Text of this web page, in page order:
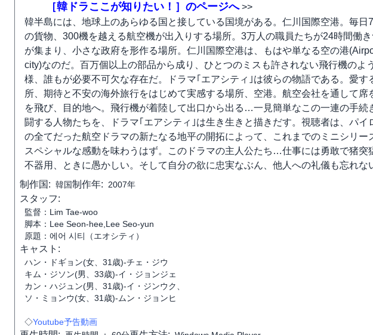
［韓ドラここが知りたい！］のページへ>>
韓半島には、地球上のあらゆる国と接している国境がある。仁川国際空港。毎日
の貨物、300機を越える航空機が出入りする場所。3万人の職員たちが24時間働
が集まり、小さな政府を形作る場所。仁川国際空港は、もはや単なる空の港
city)なのだ。百万個以上の部品から成り、ひとつのミスも許されない飛行機のよ
様、誰もが必要不可欠な存在だ。ドラマ｢エアシティ｣は彼らの物語である。愛
所、期待と不安の海外旅行をはじめて実感する場所、空港。航空会社を通して席
を飛び、目的地へ。飛行機が着陸して出口から出る…一見簡単なこの一連の手続
闘する人物たちを、ドラマ｢エアシティ｣は生き生きと描きだす。視聴者は、パ
の全てだった航空ドラマの新たなる地平の開拓によって、これまでのミニシリー
スペシャルな感動を味わうはず。このドラマの主人公たち…仕事には勇敢で猪突
不器用、ときに愚かしい。そして自分の欲に忠実なぶん、他人への礼儀も忘れな
制作国: 韓国制作年: 2007年
スタッフ:
監督：Lim Tae-woo
脚本：Lee Seon-hee,Lee Seo-yun
原題：에어 시티（エオシティ）
キャスト:
ハン・ドギョン(女、31歳)-チェ・ジウ
キム・ジソン(男、33歳)-イ・ジョンジェ
カン・ハジュン(男、31歳)-イ・ジンウク、
ソ・ミョンウ(女、31歳)-ムン・ジョンヒ
◇Youtube予告動画